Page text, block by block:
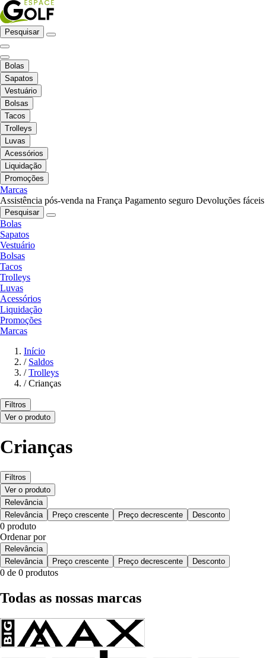
Pesquisar
Bolas
Sapatos
Vestuário
Bolsas
Tacos
Trolleys
Luvas
Acessórios
Liquidação
Promoções
Marcas
Assistência pós-venda na França Pagamento seguro Devoluções fáceis
Pesquisar
Bolas
Sapatos
Vestuário
Bolsas
Tacos
Trolleys
Luvas
Acessórios
Liquidação
Promoções
Marcas
Início
/ Saldos
/ Trolleys
/ Crianças
Filtros
Ver o produto
Crianças
Filtros
Ver o produto
Relevância
Relevância
Preço crescente Preço decrescente Desconto
0 produto
Ordenar por
Relevância
Relevância
Preço crescente Preço decrescente Desconto
0 de 0 produtos
Todas as nossas marcas